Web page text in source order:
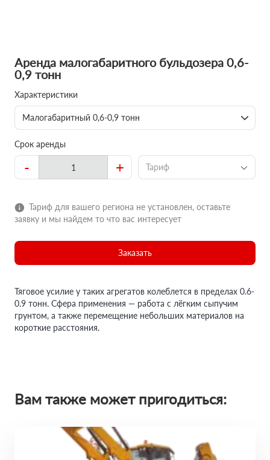
Аренда малогабаритного бульдозера 0,6-
0,9 тонн
Характеристики
Малогабаритный 0,6-0,9 тонн
Срок аренды
- + Тариф
Тариф для вашего региона не установлен, оставьте
заявку и мы найдем то что вас интересует
Заказать
Тяговое усилие у таких агрегатов колеблется в пределах 0.6-
0.9 тонн. Сфера применения — работа с лёгким сыпучим
грунтом, а также перемещение небольших материалов на
короткие расстояния.
Вам также может пригодиться: